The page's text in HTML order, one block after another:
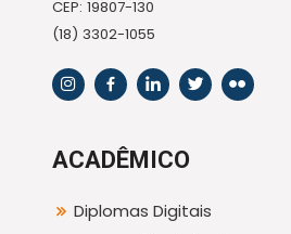
CEP: 19807-130
(18) 3302-1055
ACADÊMICO
Diplomas Digitais